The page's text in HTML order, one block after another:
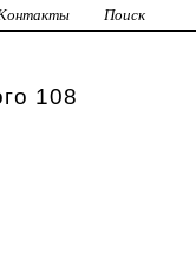
Поиск
108